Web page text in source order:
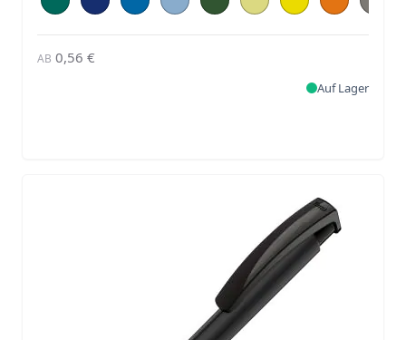
AB 0,56 €
Auf Lager